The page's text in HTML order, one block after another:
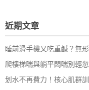
字:
近期文章
睡前滑手機又吃重鹹？無
爬樓梯喘與躺平悶喘別輕
划水不再費力！核心肌群